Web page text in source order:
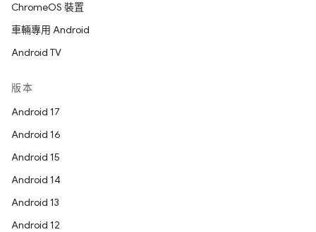
ChromeOS 裝置
車輛專用 Android
Android TV
版本
Android 17
Android 16
Android 15
Android 14
Android 13
Android 12